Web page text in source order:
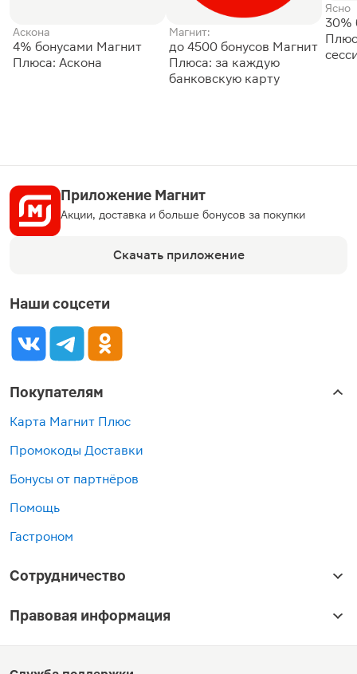
Аскона
4% бонусами Магнит
Плюса: Аскона
Магнит:
до 4500 бонусов Магнит
Плюса: за каждую
банковскую карту
Ясно
30%
Приложение Магнит
Акции, доставка и больше бонусов за покупки
Скачать приложение
Наши соцсети
Покупателям
Карта Магнит Плюс
Промокоды Доставки
Бонусы от партнёров
Помощь
Гастроном
Сотрудничество
Правовая информация